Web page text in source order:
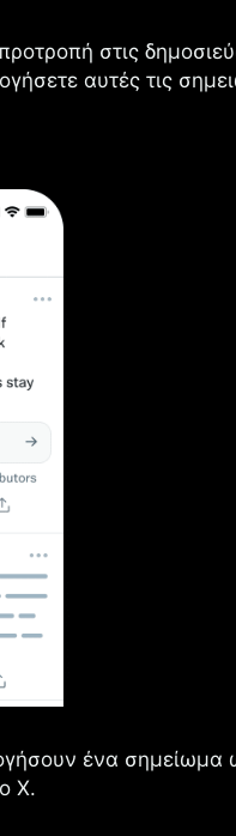
στις
αυτές τις
ένα
X.